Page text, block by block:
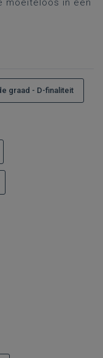
moeiteloos in een
graad - D-finaliteit